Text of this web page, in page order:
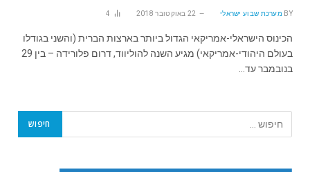
BY מערכת שבוע ישראלי 22 באוקטובר 2018 4
הכינוס הישראלי-אמריקאי הגדול ביותר בארצות הברית (והשני בגודלו
בעולם היהודי-אמריקאי) מגיע השנה להוליווד, דרום פלורידה – בין 29
בנובמבר עד…